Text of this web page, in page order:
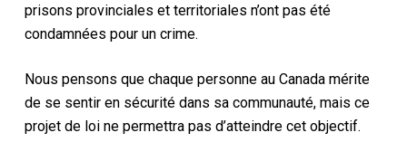
prisons provinciales et territoriales n’ont pas été
condamnées pour un crime.
Nous pensons que chaque personne au Canada mérite
de se sentir en sécurité dans sa communauté, mais ce
projet de loi ne permettra pas d’atteindre cet objectif.